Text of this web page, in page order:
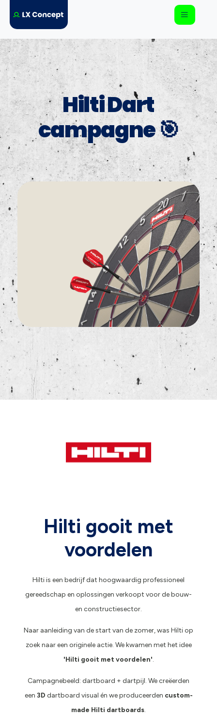
Hilti Dart
campagne 🎯
Hilti gooit met
voordelen
Hilti is een bedrijf dat hoogwaardig professioneel
gereedschap en oplossingen verkoopt voor de bouw-
en constructiesector.
Naar aanleiding van de start van de zomer, was Hilti op
zoek naar een originele actie. We kwamen met het idee
'Hilti gooit met voordelen'.
Campagnebeeld: dartboard + dartpijl. We creëerden
een 3D dartboard visual én we produceerden custom-
made Hilti dartboards.